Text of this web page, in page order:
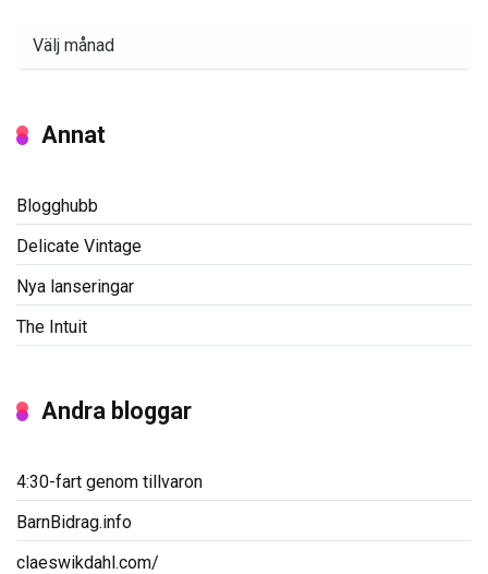
Annat
Blogghubb
Delicate Vintage
Nya lanseringar
The Intuit
Andra bloggar
4:30-fart genom tillvaron
BarnBidrag.info
claeswikdahl.com/